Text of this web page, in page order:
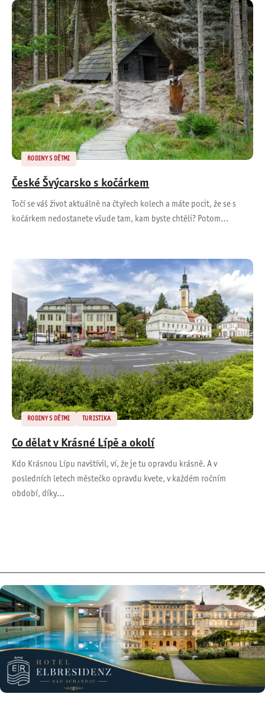
RODINY S DĚTMI
České Švýcarsko s kočárkem
Točí se váš život aktuálně na čtyřech kolech a máte pocit, že se s
kočárkem nedostanete všude tam, kam byste chtěli? Potom…
RODINY S DĚTMI TURISTIKA
Co dělat v Krásné Lípě a okolí
Kdo Krásnou Lípu navštívil, ví, že je tu opravdu krásně. A v
posledních letech městečko opravdu kvete, v každém ročním
období, díky…